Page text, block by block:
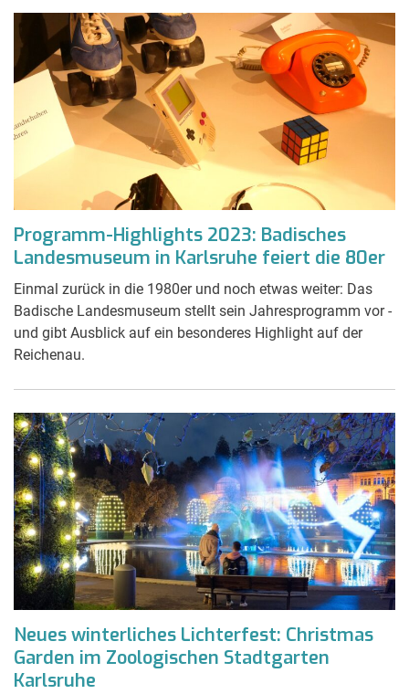
Programm-Highlights 2023: Badisches
Landesmuseum in Karlsruhe feiert die 80er
Einmal zurück in die 1980er und noch etwas weiter: Das
Badische Landesmuseum stellt sein Jahresprogramm vor -
und gibt Ausblick auf ein besonderes Highlight auf der
Reichenau.
Neues winterliches Lichterfest: Christmas
Garden im Zoologischen Stadtgarten
Karlsruhe